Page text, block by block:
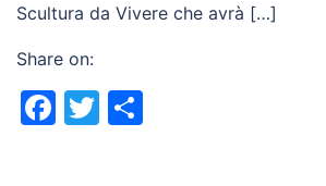
Scultura da Vivere che avrà […]
Share on:
Facebook
Twitter